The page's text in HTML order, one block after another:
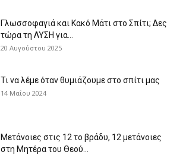
Γλωσσοφαγιά και Κακό Μάτι στο Σπίτι; Δες
τώρα τη ΛΥΣΗ για...
20 Αυγούστου 2025
Τι να λέμε όταν θυμιάζουμε στο σπίτι μας
14 Μαΐου 2024
Μετάνοιες στις 12 το βράδυ, 12 μετάνοιες
στη Μητέρα του Θεού...